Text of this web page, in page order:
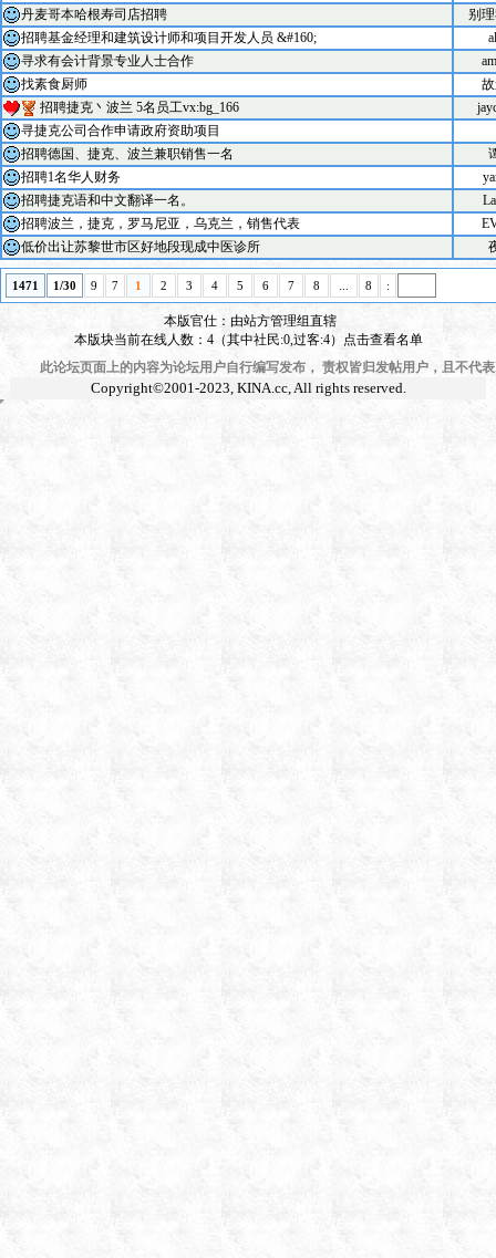
丹麦哥本哈根寿司店招聘
别
招聘基金经理和建筑设计师和项目开发人员 &#160;
寻求有会计背景专业人士合作
找素食厨师
招聘捷克丶波兰 5名员工vx:bg_166
寻捷克公司合作申请政府资助项目
招聘德国、捷克、波兰兼职销售一名
招聘1名华人财务
招聘捷克语和中文翻译一名。
招聘波兰，捷克，罗马尼亚，乌克兰，销售代表
低价出让苏黎世市区好地段现成中医诊所
1471 1/30 9 7 1 2 3 4 5 6 7 8 8 :
本版官仕：由站方管理组直辖
本版块当前在线人数：4（其中社民:0,过客:4）点击查看名单
此论坛页面上的内容为论坛用户自行编写发布， 责权皆归发帖用户，且不代
Copyright©2001-2023, KINA.cc, All rights reserved.